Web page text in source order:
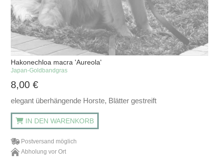
Hakonechloa macra 'Aureola'
Japan-Goldbandgras
8,00€
elegant überhängende Horste, Blätter gestreift
IN DEN WARENKORB
Postversand möglich
Abholung vor Ort